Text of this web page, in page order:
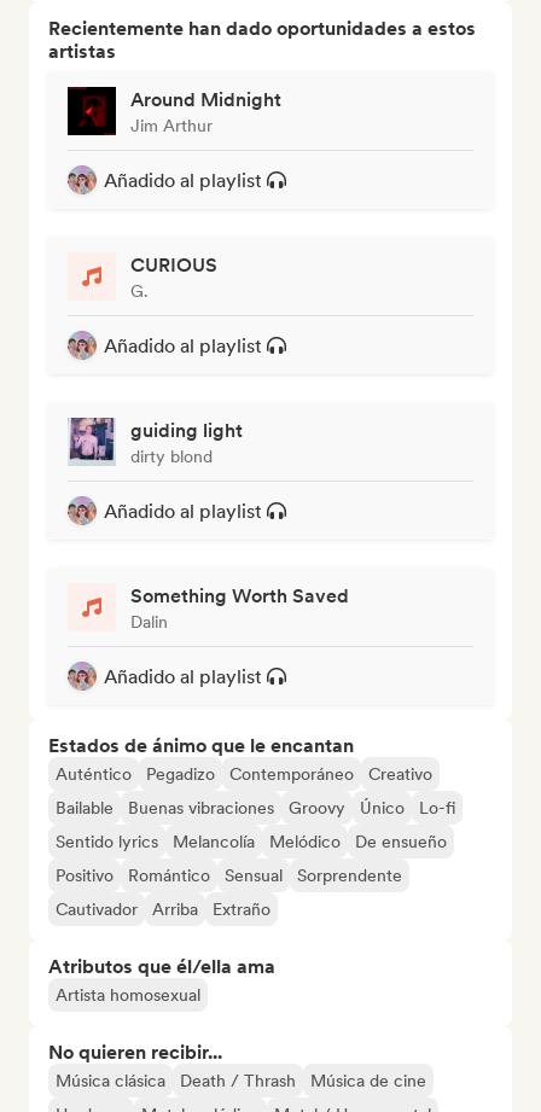
Recientemente han dado oportunidades a estos
artistas
Around Midnight
Jim Arthur
Añadido al playlist
CURIOUS
G.
Añadido al playlist
guiding light
dirty blond
Añadido al playlist
Something Worth Saved
Dalin
Añadido al playlist
Estados de ánimo que le encantan
Auténtico Pegadizo Contemporáneo
Creativo
Bailable
Buenas vibraciones Groovy Único
Lo-fi
Sentido lyrics
Melancolía Melódico
De ensueño
Positivo
Romántico Sensual
Sorprendente
Cautivador
Arriba Extraño
Atributos que él/ella ama
Artista homosexual
No quieren recibir...
Música clásica Death / Thrash
Música de cine